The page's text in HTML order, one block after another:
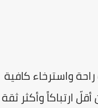
واسترخاء كافية
ارتباكاً وأكثر ثقة